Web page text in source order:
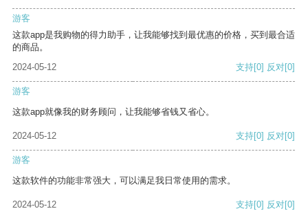
游客
这款app是我购物的得力助手，让我能够找到最优惠的价格，买到最合适
的商品。
2024-05-12
支持[0] 反对[0]
游客
这款app就像我的财务顾问，让我能够省钱又省心。
2024-05-12 支持[0] 反对[0]
游客
这款软件的功能非常强大，可以满足我日常使用的需求。
2024-05-12 支持[0] 反对[0]